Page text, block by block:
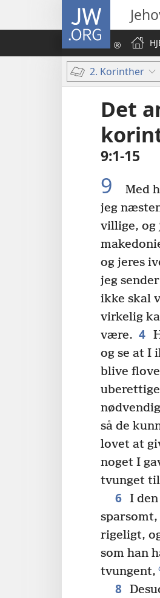
JW.ORG
2. Korinther
Det
9:1-15
9 Med
jeg
villige,
og jeres
jeg
ikke skal
virkelig
være. 4
og se at I
blive
så de
lovet at
noget I
tvunget
6 I
rigeligt,
som han
tvungent,
8